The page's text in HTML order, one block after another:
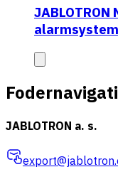
alarmsystem
JABLOTRON a. s.